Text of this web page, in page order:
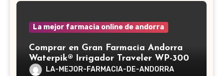
La mejor farmacia online de andorra
Comprar en Gran Farmacia Andorra
Waterpik® Irrigador Traveler WP-300
LA-MEJOR-FARMACIA-DE-ANDORRA